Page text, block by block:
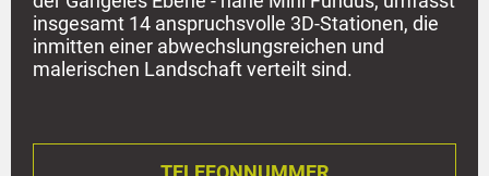
insgesamt 14 anspruchsvolle 3D-Stationen, die
inmitten einer abwechslungsreichen und
malerischen Landschaft verteilt sind.